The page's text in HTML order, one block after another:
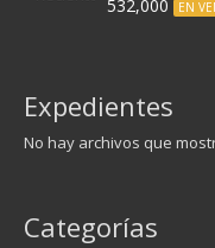
532,000 EN
Expedientes
No hay archivos que
Categorías